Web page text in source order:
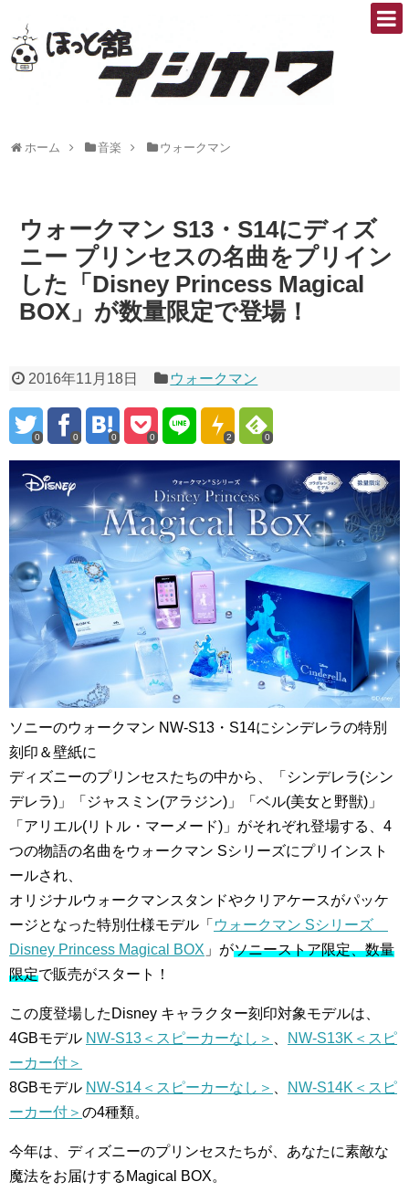
ホーム 音楽 ウォークマン
ウォークマン S13・S14にディズ
ニー プリンセスの名曲をプリイン
した「Disney Princess Magical
BOX」が数量限定で登場！
2016年11月18日 ウォークマン
0 0 0 0 2 0
ソニーのウォークマン NW-S13・S14にシンデレラの特別
刻印＆壁紙に
ディズニーのプリンセスたちの中から、「シンデレラ(シン
デレラ)」「ジャスミン(アラジン)」「ベル(美女と野獣)」
「アリエル(リトル・マーメード)」がそれぞれ登場する、4
つの物語の名曲をウォークマン Sシリーズにプリインスト
ールされ、
オリジナルウォークマンスタンドやクリアケースがパッケ
ージとなった特別仕様モデル「 ウォークマン Sシリーズ
Disney Princess Magical BOX 」がソニーストア限定、数量
限定で販売がスタート！
この度登場したDisney キャラクター刻印対象モデルは、
4GBモデル NW-S13＜スピーカーなし＞
NW-S13K＜スピ
ーカー付＞
8GBモデル NW-S14＜スピーカーなし＞
NW-S14K＜スピ
ーカー付＞ の4種類。
今年は、ディズニーのプリンセスたちが、あなたに素敵な
魔法をお届けするMagical BOX。